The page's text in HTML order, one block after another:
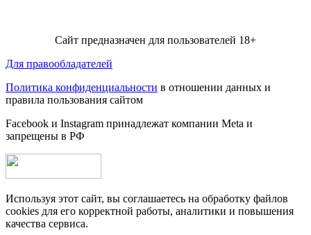
Сайт предназначен для пользователей 18+
Для правообладателей
Политика конфиденциальности в отношении данных и
правила пользования сайтом
Facebook и Instagram принадлежат компании Metа и
запрещены в РФ
Используя этот сайт, вы соглашаетесь на обработку файлов
cookies для его корректной работы, аналитики и повышения
качества сервиса.